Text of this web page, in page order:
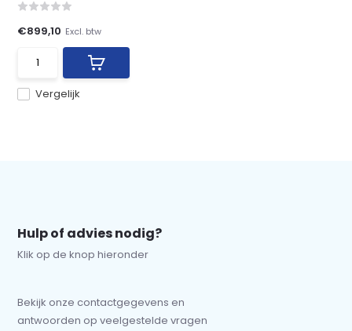
Vergelijk
€899,10 Excl. btw
Hulp of advies nodig?
Klik op de knop hieronder
Bekijk onze contactgegevens en
antwoorden op veelgestelde vragen